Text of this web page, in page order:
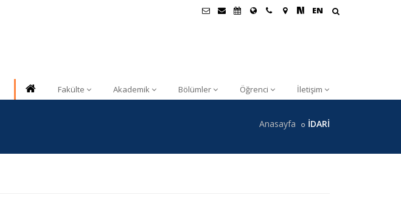
EN
Fakülte Akademik Bölümler Öğrenci İletişim
Anasayfa İDARİ